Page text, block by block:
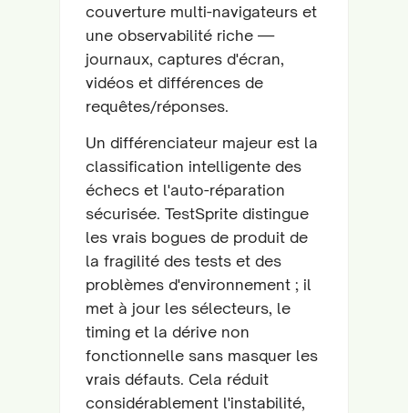
couverture multi-navigateurs et
une observabilité riche —
journaux, captures d'écran,
vidéos et différences de
requêtes/réponses.
Un différenciateur majeur est la
classification intelligente des
échecs et l'auto-réparation
sécurisée. TestSprite distingue
les vrais bogues de produit de
la fragilité des tests et des
problèmes d'environnement ; il
met à jour les sélecteurs, le
timing et la dérive non
fonctionnelle sans masquer les
vrais défauts. Cela réduit
considérablement l'instabilité,